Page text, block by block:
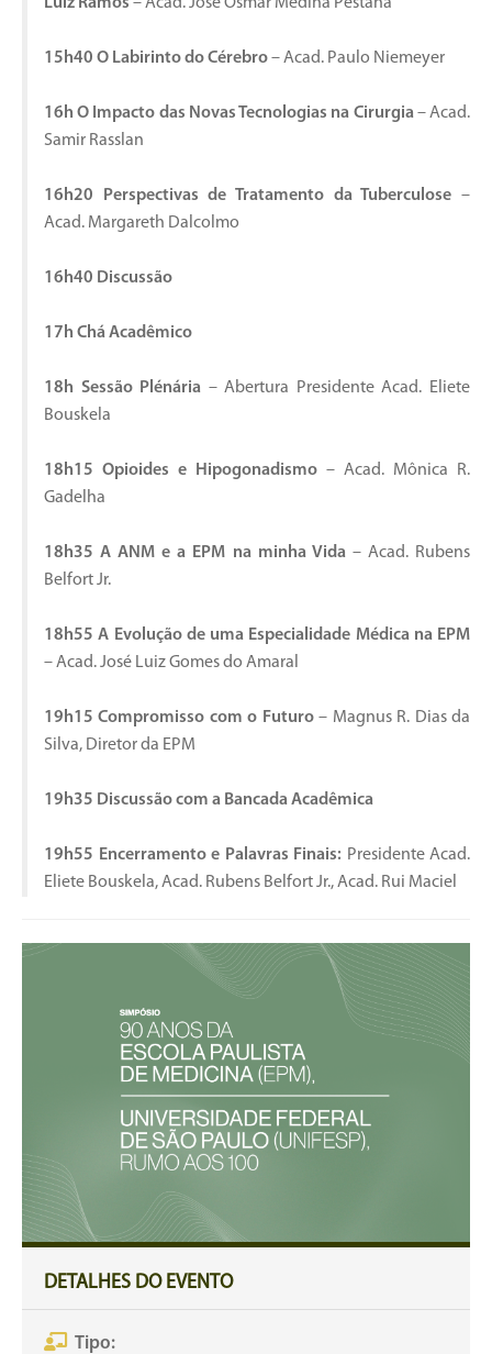
15h40 O Labirinto do Cérebro– Acad. Paulo Niemeyer
16h O Impacto das Novas Tecnologias na Cirurgia– Acad.
Samir Rasslan
16h20 Perspectivas de Tratamento da Tuberculose –
Acad. Margareth Dalcolmo
16h40 Discussão
17h Chá Acadêmico
18h Sessão Plénária – Abertura Presidente Acad. Eliete
Bouskela
18h15 Opioides e Hipogonadismo – Acad. Mônica R.
Gadelha
18h35 A ANM e a EPM na minha Vida– Acad. Rubens
Belfort Jr.
18h55 A Evolução de uma Especialidade Médica na EPM
– Acad. José Luiz Gomes do Amaral
19h15 Compromisso com o Futuro– Magnus R. Dias da
Silva, Diretor da EPM
19h35 Discussão com a Bancada Acadêmica
19h55 Encerramento e Palavras Finais: Presidente Acad.
Eliete Bouskela, Acad. Rubens Belfort Jr., Acad. Rui Maciel
DETALHES DO EVENTO
Tipo: